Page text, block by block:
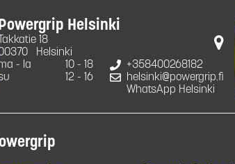
Helsinki
Takkatie 18
Helsinki
- la
10 - 18
12 - 16
+358400268182
helsinki@powergrip.fi
WhatsApp Helsinki